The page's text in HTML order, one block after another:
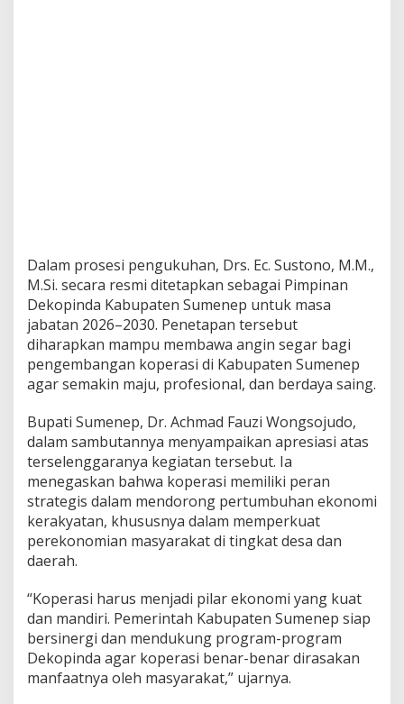
3
0
Dalam prosesi pengukuhan, Drs. Ec. Sustono, M.M.,
M.Si. secara resmi ditetapkan sebagai Pimpinan
Dekopinda Kabupaten Sumenep untuk masa
jabatan 2026–2030. Penetapan tersebut
diharapkan mampu membawa angin segar bagi
pengembangan koperasi di Kabupaten Sumenep
agar semakin maju, profesional, dan berdaya saing.
Bupati Sumenep, Dr. Achmad Fauzi Wongsojudo,
dalam sambutannya menyampaikan apresiasi atas
terselenggaranya kegiatan tersebut. Ia
menegaskan bahwa koperasi memiliki peran
strategis dalam mendorong pertumbuhan ekonomi
kerakyatan, khususnya dalam memperkuat
perekonomian masyarakat di tingkat desa dan
daerah.
“Koperasi harus menjadi pilar ekonomi yang kuat
dan mandiri. Pemerintah Kabupaten Sumenep siap
bersinergi dan mendukung program-program
Dekopinda agar koperasi benar-benar dirasakan
manfaatnya oleh masyarakat,” ujarnya.